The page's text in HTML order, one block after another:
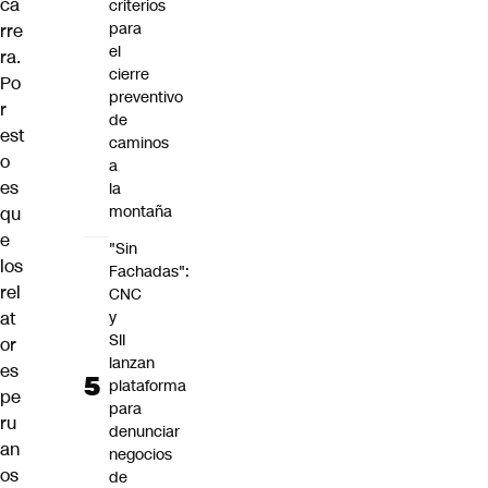
rre
ra.
Po
r
est
o
es
qu
e
los
rel
at
or
es
pe
ru
an
os
criterios
para
el
cierre
preventivo
de
caminos
a
la
montaña
"Sin
Fachadas":
CNC
y
SII
lanzan
plataforma
para
denunciar
negocios
de